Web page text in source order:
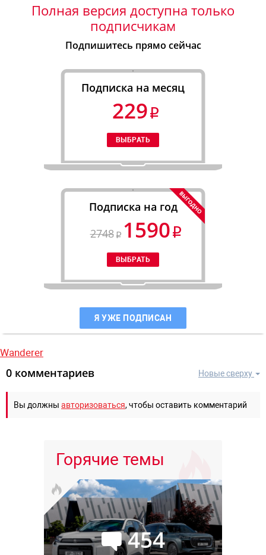
Полная версия доступна только
подписчикам
Подпишитесь прямо сейчас
Подписка на месяц
229
Подписка на год
2748
1590
Я УЖЕ ПОДПИСАН
Wanderer
Новые сверху
0 комментариев
Вы должны авторизоваться, чтобы оставить комментарий
Горячие темы
454